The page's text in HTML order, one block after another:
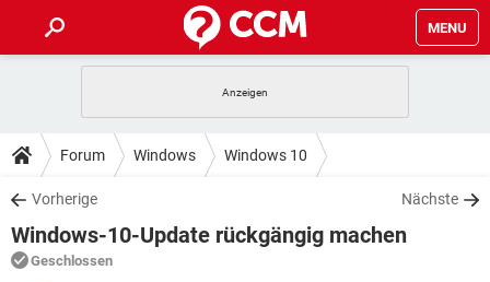
MENU
ANDROID IOS
WINDOWS 10
WHATSAPP TIKTOK
FACEBOOK
TIPPS & TRICKS
SPIELE STREAMING
WINDOWS 10
DOWNLOADS
SPIELE STREAMING
ANDROID
FORUM
Forum Windows Windows 10
Vorherige Nächste
Windows-10-Update rückgängig machen
Geschlossen